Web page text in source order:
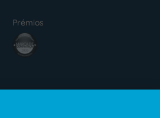
Prémios
award4